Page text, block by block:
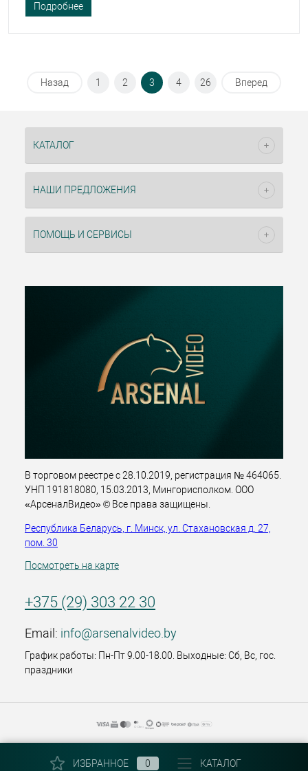
Подробнее
Назад 1 2 3 4 26 Вперед
КАТАЛОГ
НАШИ ПРЕДЛОЖЕНИЯ
ПОМОЩЬ И СЕРВИСЫ
В торговом реестре с 28.10.2019, регистрация № 464065.
УНП 191818080, 15.03.2013, Мингорисполком. ООО
«АрсеналВидео» © Все права защищены.
Республика Беларусь, г. Минск, ул. Стахановская д. 27,
пом. 30
Посмотреть на карте
+375 (29) 303 22 30
Email: info@arsenalvideo.by
График работы: Пн-Пт 9.00-18.00. Выходные: Сб, Вс, гос.
праздники
ИЗБРАННОЕ 0 КАТАЛОГ